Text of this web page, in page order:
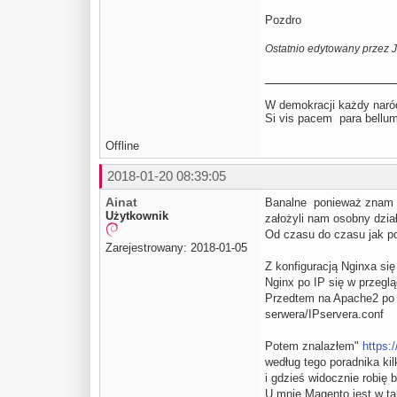
Pozdro
Ostatnio edytowany przez
W demokracji każdy
Si vis pacem para
Offline
2018-01-20 08:39:05
Ainat
Użytkownik
Zarejestrowany: 2018-01-05
Banalne ponieważ
założyli nam osobny
Od czasu do czasu jak
Z konfiguracją Nginxa
Nginx po IP się w
Przedtem na Apache2
serwera/IPservera.conf
Potem znalazłem"
według tego poradnika
i gdzieś widocznie robię
U mnie Magento jest w